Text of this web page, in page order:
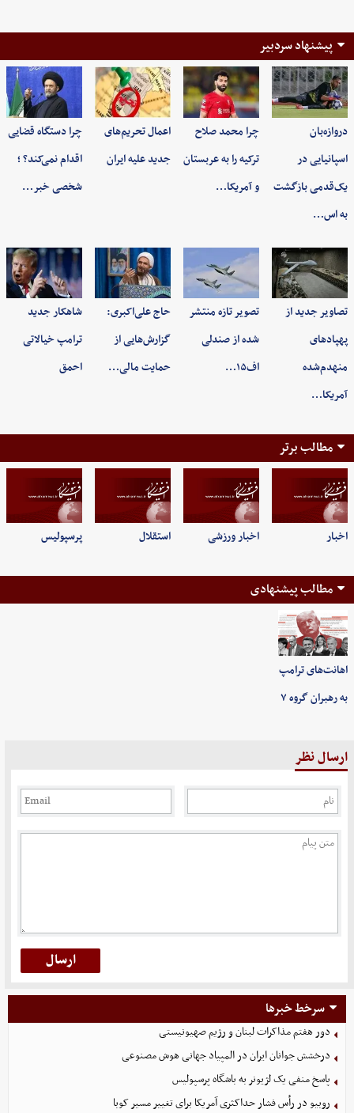
پیشنهاد سردبیر
دروازه‌بان
اسپانیایی در
یک‌قدمی بازگشت
به اس…
چرا محمد صلاح
ترکیه را به عربستان
و آمریکا…
اعمال تحریم‌های
جدید علیه ایران
چرا دستگاه قضایی
اقدام نمی‌کند؟ ؛
شخصی خبر…
تصاویر جدید از
پهپادهای
منهدم‌شده
آمریکا…
تصویر تازه منتشر
شده از صندلی
اف۱۵…
حاج علی‌اکبری:
گزارش‌هایی از
حمایت مالی…
شاهکار جدید
ترامپ خیالاتی
احمق
مطالب برتر
اخبار اخبار ورزشی استقلال پرسپولیس
مطالب پیشنهادی
اهانت‌های ترامپ
به رهبران گروه ۷
ارسال نظر
سرخط خبرها
دور هفتم مذاکرات لبنان و رژیم صهیونیستی
درخشش جوانان ایران در المپیاد جهانی هوش مصنوعی
پاسخ منفی یک لژیونر به باشگاه پرسپولیس
روبیو در رأس فشار حداکثری آمریکا برای تغییر مسیر کوبا